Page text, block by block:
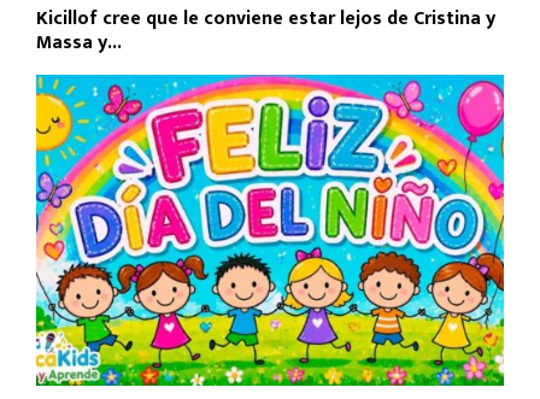
Kicillof cree que le conviene estar lejos de Cristina y
Massa y...